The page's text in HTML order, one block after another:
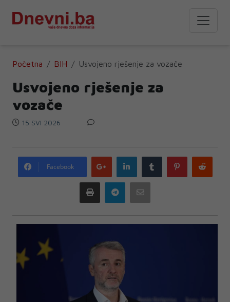
Početna BIH Usvojeno rješenje za vozače
Usvojeno rješenje za
vozače
15 SVI 2026
Facebook
Google
plus
LinkedIn Tumblr Pinterest
Print Telegram